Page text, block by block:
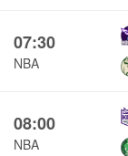
07:30
NBA
08:00
NBA